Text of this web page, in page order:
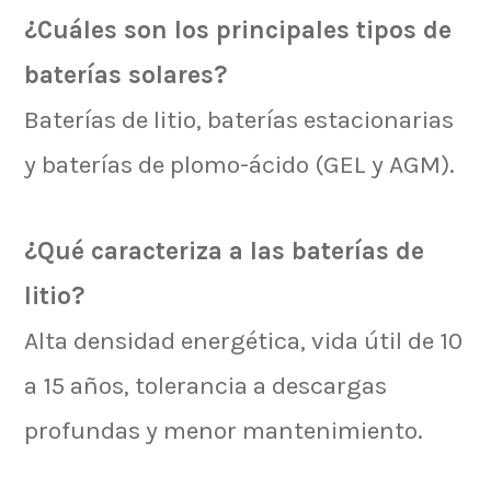
¿Cuáles son los principales tipos de
baterías solares?
Baterías de litio, baterías estacionarias
y baterías de plomo-ácido (GEL y AGM).
¿Qué caracteriza a las baterías de
litio?
Alta densidad energética, vida útil de 10
a 15 años, tolerancia a descargas
profundas y menor mantenimiento.